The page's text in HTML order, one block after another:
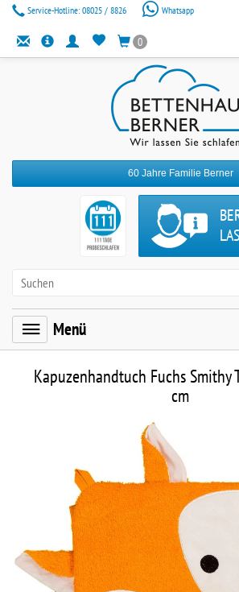
Service-Hotline: 08025 / 8826 Whatsapp
0
60 Jahre Familie Berner
Menü
Kapuzenhandtuch Fuchs
cm